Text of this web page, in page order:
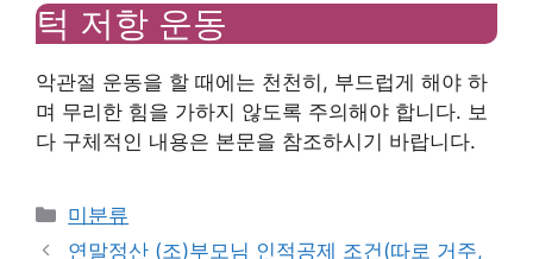
턱 저항 운동
악관절 운동을 할 때에는 천천히, 부드럽게 해야 하
며 무리한 힘을 가하지 않도록 주의해야 합니다. 보
다 구체적인 내용은 본문을 참조하시기 바랍니다.
Categories
미분류
연말정산 (조)부모님 인적공제 조건(따로 거주,